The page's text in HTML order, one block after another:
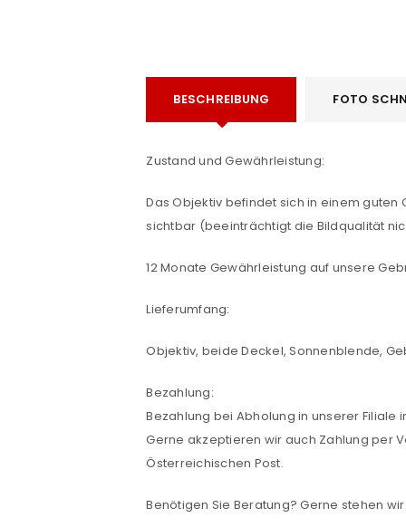
Passwort*
Anmeldeformular
PASSWORT VERGESSEN?
BESCHREIBUNG FOTO
Zustand und Gewährleistung:
Das Objektiv befindet sich in einem
sichtbar (beeinträchtigt die Bildqualität
12 Monate Gewährleistung auf unsere
Lieferumfang:
Objektiv, beide Deckel, Sonnenblende,
Bezahlung:
Bezahlung bei Abholung in unserer Filiale
Gerne akzeptieren wir auch Zahlung per
Österreichischen Post.
Benötigen Sie Beratung? Gerne stehen